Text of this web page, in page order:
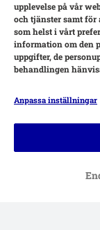
upplevelse på vår
och tjänster samt för
som helst i vårt
information om den
uppgifter, de
behandlingen
Anpassa inställningar